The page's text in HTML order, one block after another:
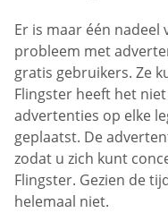
Er is maar één nadeel
probleem met
gratis gebruikers. Ze
Flingster heeft het
advertenties op elke
geplaatst. De
zodat u zich kunt
Flingster. Gezien de
helemaal niet.